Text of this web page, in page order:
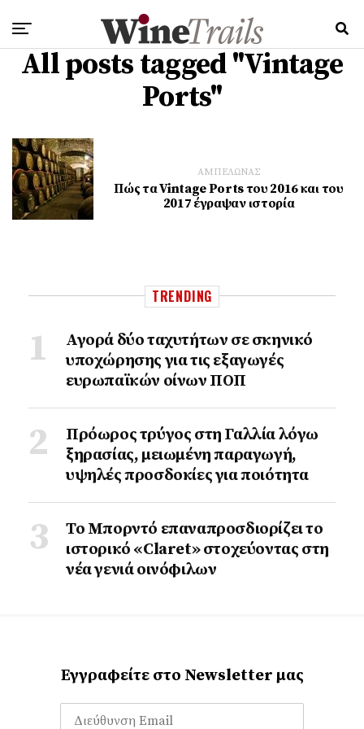
All posts tagged "Vintage
Ports"
ΑΜΠΕΛΩΝΑΣ
Πώς τα Vintage Ports του 2016 και του
2017 έγραψαν ιστορία
TRENDING
Αγορά δύο ταχυτήτων σε σκηνικό
υποχώρησης για τις εξαγωγές
ευρωπαϊκών οίνων ΠΟΠ
Πρόωρος τρύγος στη Γαλλία λόγω
ξηρασίας, μειωμένη παραγωγή,
υψηλές προσδοκίες για ποιότητα
Το Μπορντό επαναπροσδιορίζει το
ιστορικό «Claret» στοχεύοντας στη
νέα γενιά οινόφιλων
Εγγραφείτε στο Newsletter μας